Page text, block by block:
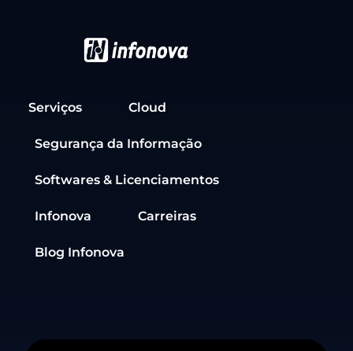
Serviços Cloud
Segurança da Informação
Softwares & Licenciamentos
Infonova Carreiras
Blog Infonova